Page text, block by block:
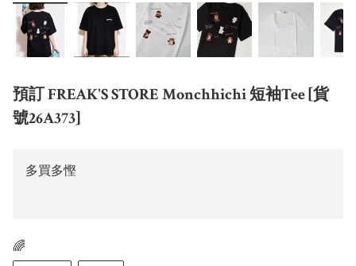
預訂 FREAK'S STORE Monchhichi 短袖Tee [貨
號26A373]
多買多慳
🌈